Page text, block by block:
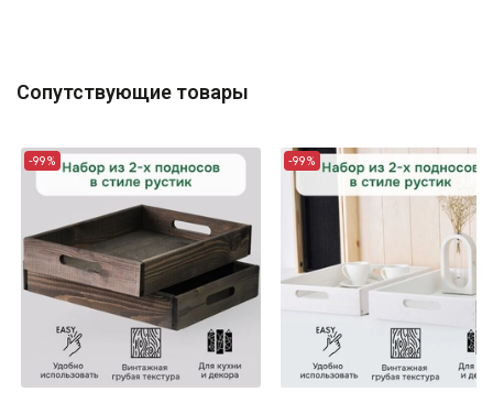
Сопутствующие товары
-99% -99%